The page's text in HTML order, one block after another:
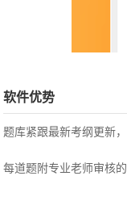
软件优势
题库紧跟最新考纲更新
每道题附专业老师审核